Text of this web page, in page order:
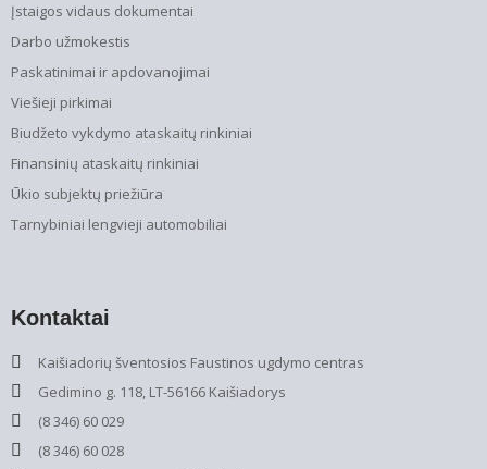
Įstaigos vidaus dokumentai
Darbo užmokestis
Paskatinimai ir apdovanojimai
Viešieji pirkimai
Biudžeto vykdymo ataskaitų rinkiniai
Finansinių ataskaitų rinkiniai
Ūkio subjektų priežiūra
Tarnybiniai lengvieji automobiliai
Kontaktai
Kaišiadorių šventosios Faustinos ugdymo centras
Gedimino g. 118, LT-56166 Kaišiadorys
(8 346) 60 029
(8 346) 60 028